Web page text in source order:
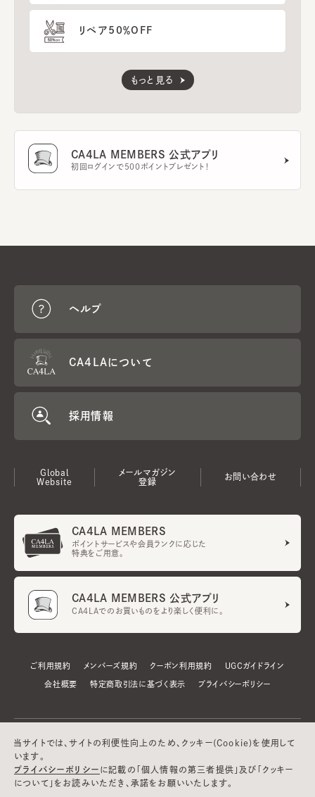
リペア50％OFF
もっと見る
CA4LA MEMBERS 公式アプリ
初回ログインで500ポイントプレゼント！
ヘルプ
CA4LAについて
採用情報
Global
Website
メールマガジン
登録
お問い合わせ
CA4LA MEMBERS
ポイントサービスや会員ランクに応じた
特典をご用意。
CA4LA MEMBERS 公式アプリ
CA4LAでのお買いものをより楽しく便利に。
ご利用規約 メンバーズ規約 クーポン利用規約 UGCガイドライン
会社概要 特定商取引法に基づく表示 プライバシーポリシー
当サイトでは、サイトの利便性向上のため、クッキー(Cookie)を使用して
います。
プライバシーポリシー に記載の「個人情報の第三者提供」及び「クッキー
について」をお読みいただき、承諾をお願いいたします。